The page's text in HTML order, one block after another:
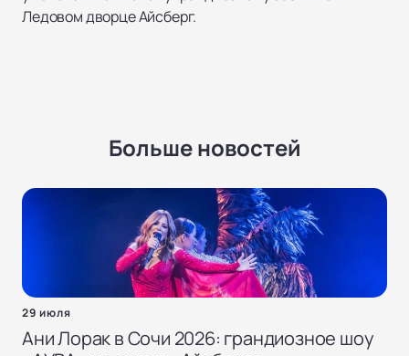
Ледовом дворце Айсберг.
Больше новостей
29 июля
Ани Лорак в Сочи 2026: грандиозное шоу